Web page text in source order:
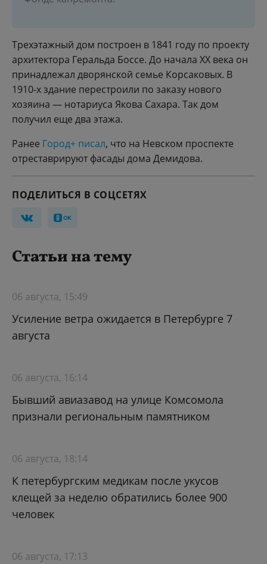
Трехэтажный дом построен в 1841 году по проекту
архитектора Геральда Боссе. До начала XX века он
принадлежал дворянской семье Корсаковых. В
1910-х здание перестроили по заказу нового
хозяина — нотариуса Якова Сахара. Так дом
получил еще два этажа.
Ранее Город+ писал, что на Невском проспекте
отреставрируют фасады дома Демидова.
ПОДЕЛИТЬСЯ В СОЦСЕТЯХ
Статьи на тему
06 августа, 15:49
Усиление ветра ожидается в Петербурге 7
августа
06 августа, 16:14
Бывший авиазавод на улице Комсомола
признали региональным памятником
06 августа, 18:14
К петербургским медикам после укусов
клещей за неделю обратились более 900
человек
06 августа, 17:13